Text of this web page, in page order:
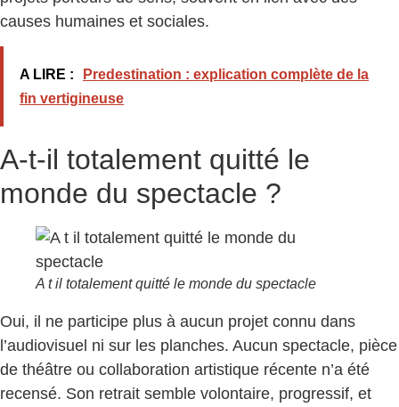
causes humaines et sociales.
A LIRE :
Predestination : explication complète de la
fin vertigineuse
A-t-il totalement quitté le
monde du spectacle ?
A t il totalement quitté le monde du spectacle
Oui, il ne participe plus à aucun projet connu dans
l’audiovisuel ni sur les planches. Aucun spectacle, pièce
de théâtre ou collaboration artistique récente n’a été
recensé. Son retrait semble volontaire, progressif, et